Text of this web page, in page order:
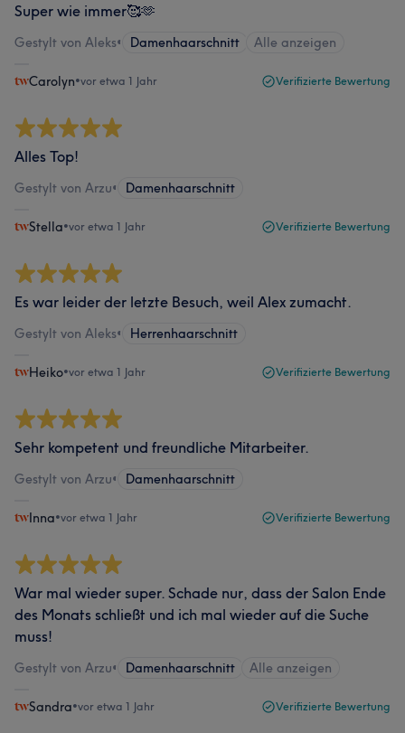
Super wie immer🥰🫶
Gestylt von Aleks• Damenhaarschnitt Alle anzeigen
Carolyn•vor etwa 1 Jahr Verifizierte Bewertung
Alles Top!
Gestylt von Arzu• Damenhaarschnitt
Stella•vor etwa 1 Jahr Verifizierte Bewertung
Es war leider der letzte Besuch, weil Alex zumacht.
Gestylt von Aleks• Herrenhaarschnitt
Heiko•vor etwa 1 Jahr Verifizierte Bewertung
Sehr kompetent und freundliche Mitarbeiter.
Gestylt von Arzu• Damenhaarschnitt
Inna•vor etwa 1 Jahr Verifizierte Bewertung
War mal wieder super. Schade nur, dass der Salon Ende
des Monats schließt und ich mal wieder auf die Suche
muss!
Gestylt von Arzu• Damenhaarschnitt Alle anzeigen
Sandra•vor etwa 1 Jahr Verifizierte Bewertung